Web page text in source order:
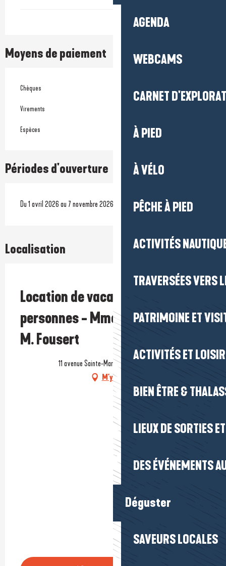
AGENDA
WEBCAMS
CARNET
À PIED
À VÉLO
PÊCHE À PIED
ACTIVITÉS
TRAVERSÉES VERS
PATRIMOINE ET
ACTIVITÉS ET
BIEN ÊTRE &
LIEUX DE SORTIES
DES ÉVÉNEMENTS
Déguster
SAVEURS LOCALES
Moyens de paiement
Chèques
Virements
Espèces
Périodes d'ouverture
Du 1 avril 2026 au 7 novembre 2026
Localisation
Location de vacances - Maison 8
personnes - Mme Levavasseur-
M. Fousert
Prestataire engagé dans une démarche écoresponsable
11 avenue Sainte-Marie, 44420 La Turballe
M'y rendre